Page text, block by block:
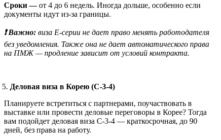
Сроки —от 4 до 6 недель. Иногда дольше, особенно если
документы идут из-за границы.
❗ Важно: виза E-серии не дает право менять работодателя
без уведомления. Также она не дает автоматического права
на ПМЖ — продление зависит от условий контракта.
Деловая виза в Корею (C-3-4)
Планируете встретиться с партнерами, поучаствовать в
выставке или провести деловые переговоры в Корее? Тогда
вам подойдет деловая виза C-3-4 — краткосрочная, до 90
дней, без права на работу.